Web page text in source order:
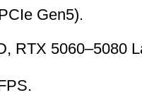
Gen5).
RTX 5060–5080